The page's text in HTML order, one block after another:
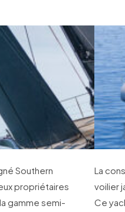
Southern
propriétaires
gamme semi-
La
voilier
Ce